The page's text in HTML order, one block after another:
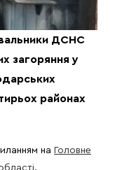
ДСНС
загоряння у
районах
на Головне
.